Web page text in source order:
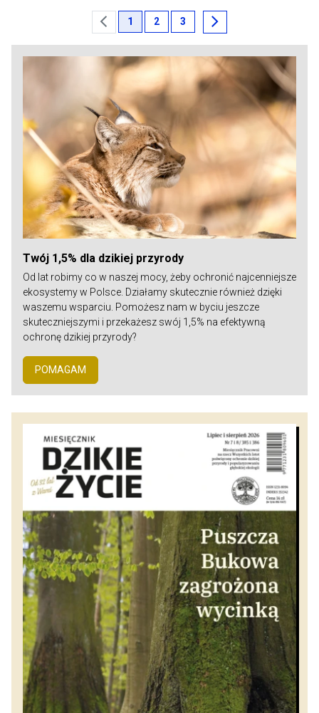
chevron_left 1 2 3 chevron_right
Twój 1,5% dla dzikiej przyrody
Od lat robimy co w naszej mocy, żeby ochronić najcenniejsze
ekosystemy w Polsce. Działamy skutecznie również dzięki
waszemu wsparciu. Pomożesz nam w byciu jeszcze
skuteczniejszymi i przekażesz swój 1,5% na efektywną
ochronę dzikiej przyrody?
POMAGAM